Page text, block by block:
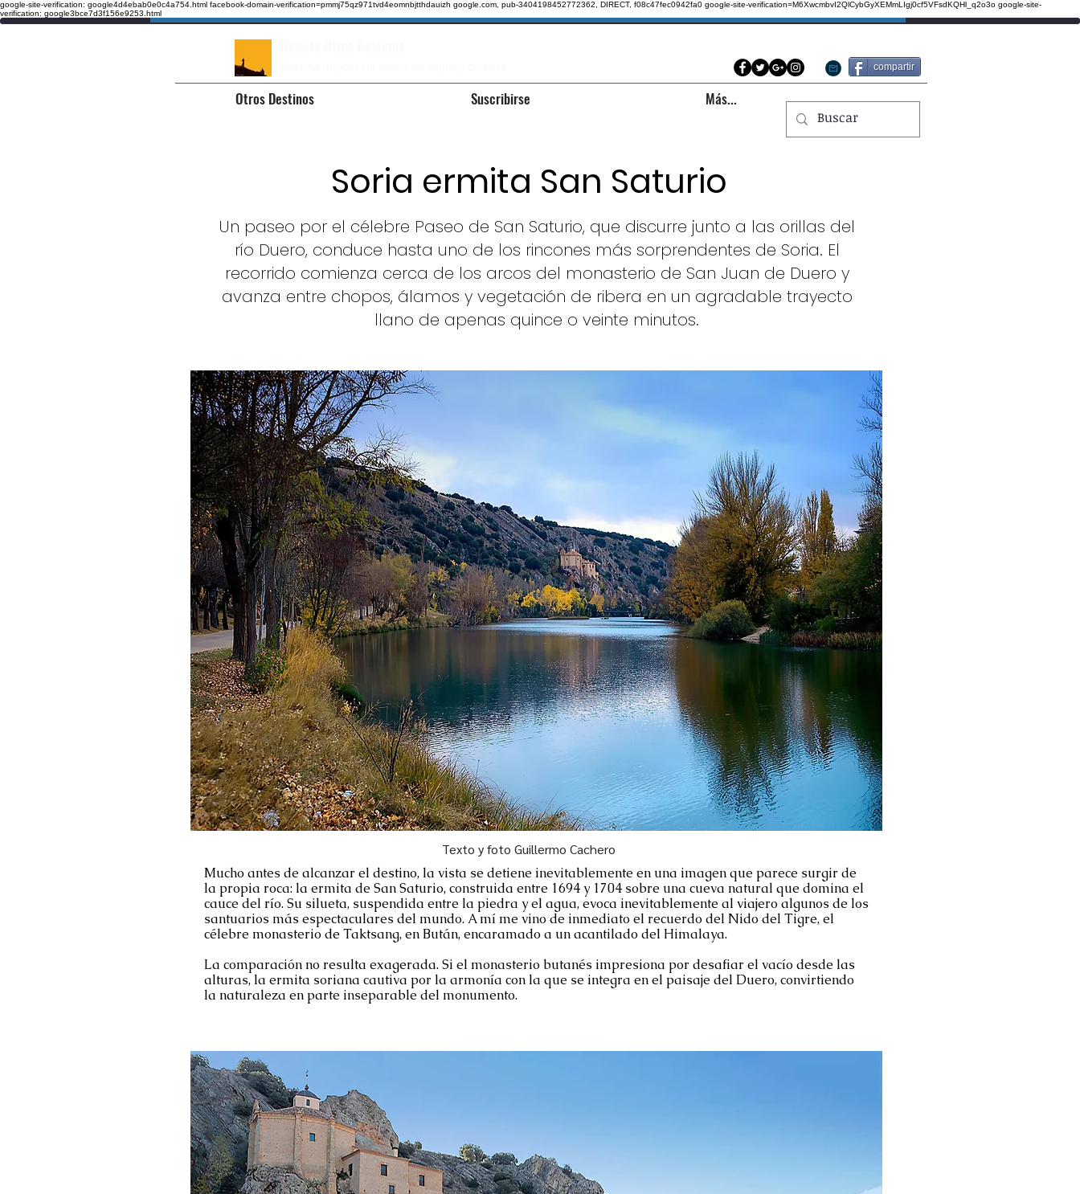
google-site-verification: google4d4ebab0e0c4a754.html facebook-domain-verification=pmmj75qz971tvd4eomnbjtthdauizh google.com, pub-3404198452772362, DIRECT, f08c47fec0942fa0 google-site-verification=M6XwcmbvI2QlCybGyXEMmLIgj0cf5VFsdKQHl_q2o3o google-site-
verification: google3bce7d3f156e9253.html
compartir
Otros Destinos Suscribirse Más...
Soria ermita San Saturio
Un paseo por el célebre Paseo de San Saturio, que discurre junto a las orillas del
río Duero, conduce hasta uno de los rincones más sorprendentes de Soria. El
recorrido comienza cerca de los arcos del monasterio de San Juan de Duero y
avanza entre chopos, álamos y vegetación de ribera en un agradable trayecto
llano de apenas quince o veinte minutos.
Texto y foto Guillermo Cachero
Mucho antes de alcanzar el destino, la vista se detiene inevitablemente en una imagen que parece surgir de
la propia roca: la ermita de San Saturio, construida entre 1694 y 1704 sobre una cueva natural que domina el
cauce del río. Su silueta, suspendida entre la piedra y el agua, evoca inevitablemente al viajero algunos de los
santuarios más espectaculares del mundo. A mí me vino de inmediato el recuerdo del Nido del Tigre, el
célebre monasterio de Taktsang, en Bután, encaramado a un acantilado del Himalaya.
La comparación no resulta exagerada. Si el monasterio butanés impresiona por desafiar el vacío desde las
alturas, la ermita soriana cautiva por la armonía con la que se integra en el paisaje del Duero, convirtiendo
la naturaleza en parte inseparable del monumento.